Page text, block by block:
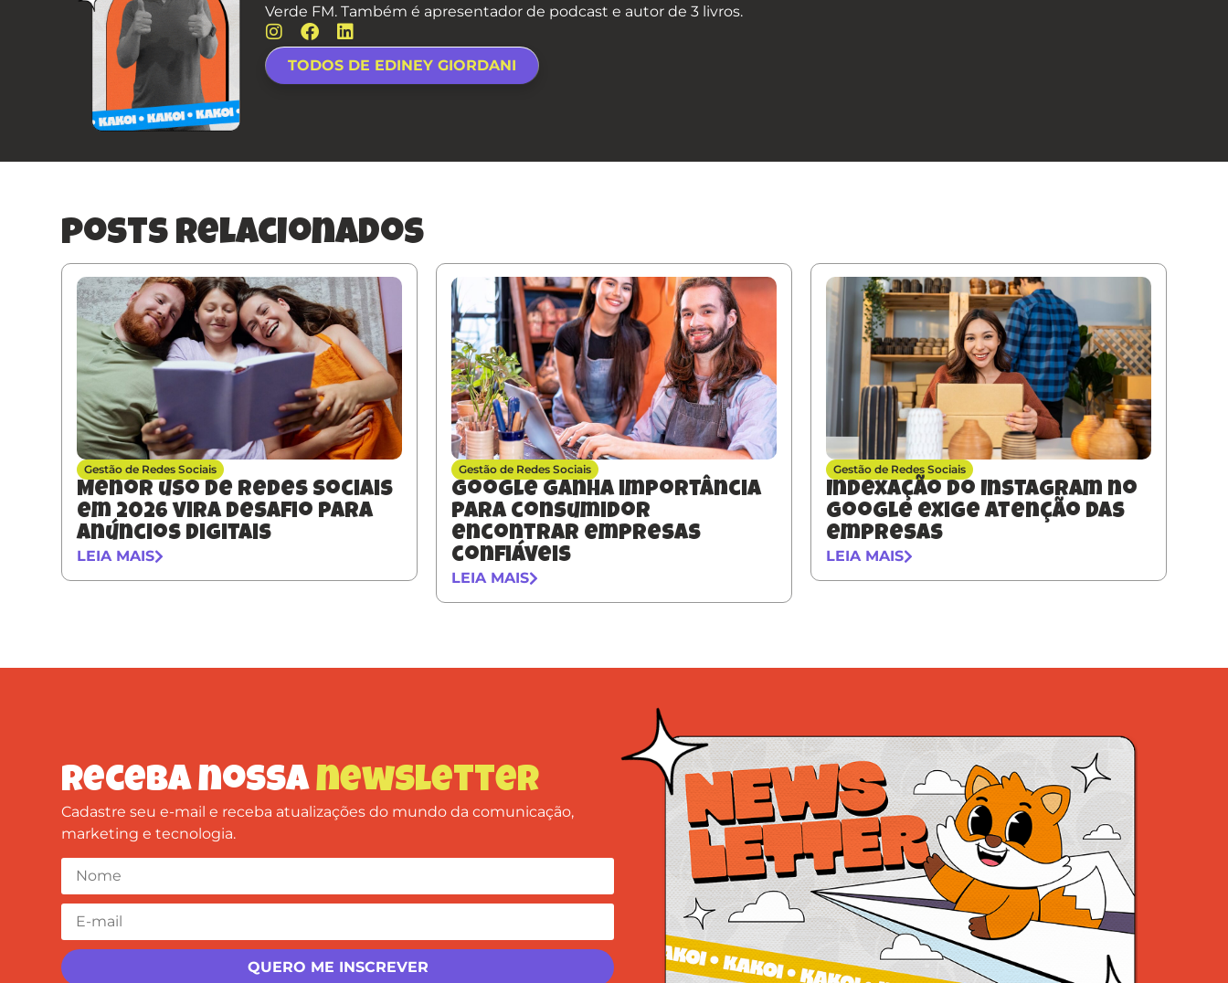
Verde FM. Também é apresentador de podcast e autor de 3 livros.
TODOS DE EDINEY GIORDANI
posts relacionados
Gestão de Redes Sociais
Menor uso de redes sociais
em 2026 vira desafio para
anúncios digitais
LEIA MAIS
Gestão de Redes Sociais
Google ganha importância
para consumidor
encontrar empresas
confiáveis
LEIA MAIS
Gestão de Redes Sociais
Indexação do Instagram no
Google exige atenção das
empresas
LEIA MAIS
Receba nossanewsletter
Cadastre seu e-mail e receba atualizações do mundo da comunicação,
marketing e tecnologia.